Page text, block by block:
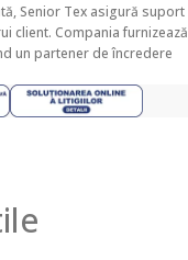
Senior Tex asigură suport
client. Compania furnizează
un partener de încredere